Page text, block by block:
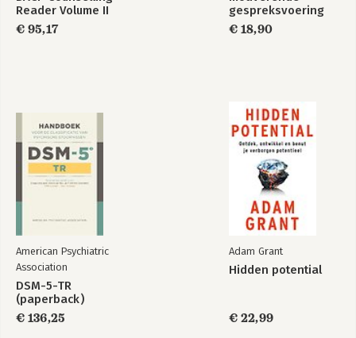
Reader Volume II
€ 95,17
gespreksvoering
€ 18,90
American Psychiatric
Association
DSM-5-TR
(paperback)
€ 136,25
Adam Grant
Hidden potential
€ 22,99